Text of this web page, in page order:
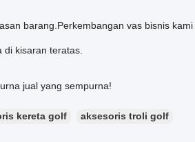
barang.Perkembangan vas bisnis
kisaran teratas.
jual yang sempurna!
kereta golf aksesoris troli golf